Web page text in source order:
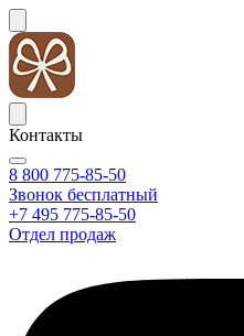
Контакты
8 800 775-85-50
Звонок бесплатный
+7 495 775-85-50
Отдел продаж